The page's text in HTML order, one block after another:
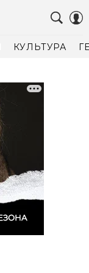
КУЛЬТУРА